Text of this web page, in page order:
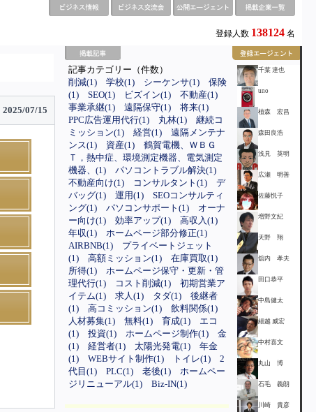
登録人数 138124 名
2025/07/15
記事カテゴリー（件数）
削減(1)
学校(1) シーケンサ(1)
保険
(1)
SEO(1) ビズイン(1)
不動産(1)
事業承継(1)
遠隔保守(1)
将来(1)
PPC広告運用代行(1)
丸林(1)
継続コ
ミッション(1)
経営(1)
遠隔メンテナ
ンス(1)
資産(1)
鶴賀電機、ＷＢＧ
Ｔ，熱中症、環境測定機器、電気測定
機器、(1)
パソコントラブル解決(1)
不動産向け(1)
コンサルタント(1)
デ
バッグ(1)
運用(1)
SEOコンサルティ
ング(1)
パソコンサポート(1)
オーナ
ー向け(1)
効率アップ(1)
高収入(1)
年収(1)
ホームページ部分修正(1)
AIRBNB(1)
プライベートジェット
(1)
高額ミッション(1)
在庫買取(1)
所得(1)
ホームページ保守・更新・管
理代行(1)
コスト削減(1)
初期営業ア
イテム(1)
求人(1) タダ(1)
後継者
(1)
高コミッション(1)
飲料関係(1)
人材募集(1)
無料(1) 育成(1)
エコ
(1)
投資(1) ホームページ制作(1)
金
(1)
経営者(1) 太陽光発電(1)
年金
(1)
WEBサイト制作(1) トイレ(1)
2
代目(1)
PLC(1) 老後(1)
ホームペー
ジリニューアル(1)
Biz-IN(1)
千葉 達也
uno
植森 宏昌
森田良浩
浅見 英明
広瀬 明善
佐藤悦子
増野文紀
天野 翔
舘内 孝夫
田口恭平
中島健太
細越 威宏
中村喜文
丸山 博
石毛 義朗
川崎 貴彦